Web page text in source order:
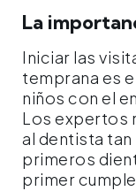
La
Iniciar las
temprana es
niños con el
Los expertos
al dentista
primeros
primer